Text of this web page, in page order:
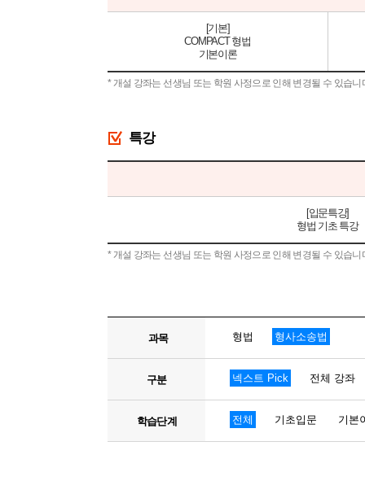
[기본]
COMPACT 형법
기본이론
* 개설 강좌는 선생님 또는 학원 사정으로 인해 변경될 수 있습니
특강
[입문특강]
형법 기초 특강
* 개설 강좌는 선생님 또는 학원 사정으로 인해 변경될 수 있습니
과목 형법 형사소송법
구분 넥스트 Pick 전체 강좌
학습단계 전체 기초입문 기본